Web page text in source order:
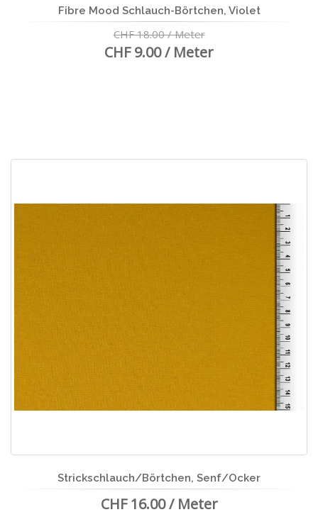
Fibre Mood Schlauch-Börtchen, Violet
CHF 18.00 / Meter
CHF 9.00 / Meter
Strickschlauch/Börtchen, Senf/Ocker
CHF 16.00 / Meter